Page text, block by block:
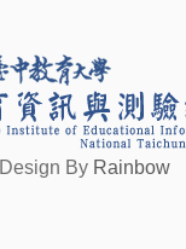
Design By Rainbow